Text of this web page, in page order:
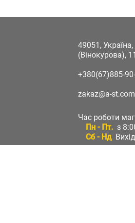
49051,
(Вінокурова), 11
+380(67)885-
zakaz@a-
Час роботи
Пн - Пт. з
Сб - Нд